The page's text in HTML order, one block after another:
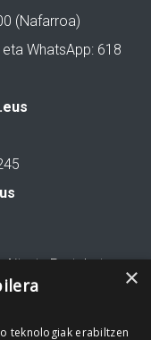
(Nafarroa)
WhatsApp: 618
Aitortu Partekatu ×
teknologiak erabiltzen